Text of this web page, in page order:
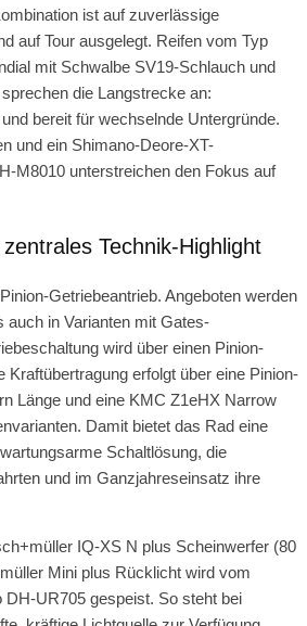
ist auf zuverlässige
auf Tour ausgelegt. Reifen vom Typ
mit Schwalbe SV19-Schlauch und
die Langstrecke an:
bereit für wechselnde Untergründe.
und ein Shimano-Deore-XT-
M8010 unterstreichen den Fokus auf
Technik-Highlight
Getriebeantrieb. Angeboten werden
auch in Varianten mit Gates-
wird über einen Pinion-
Kraftübertragung erfolgt über eine Pinion-
Länge und eine KMC Z1eHX Narrow
Damit bietet das Rad eine
Schaltlösung, die
und im Ganzjahreseinsatz ihre
IQ-XS N plus Scheinwerfer (80
Mini plus Rücklicht wird vom
DH-UR705 gespeist. So steht bei